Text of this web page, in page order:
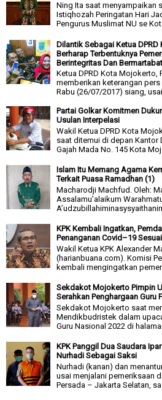
Ning Ita saat menyampaikan
Istiqhozah Peringatan Hari
Pengurus Muslimat NU se
Dilantik Sebagai Ketua
Berharap Terbentuknya
Berintegritas Dan Bermartabat
Ketua DPRD Kota Mojokerto,
memberikan keterangan
Rabu (26/07/2017) siang,
Partai Golkar Komitmen
Usulan Interpelasi
Wakil Ketua DPRD Kota
saat ditemui di depan Kantor
Gajah Mada No. 145 Kota
Islam Itu Memang Agama
Terkait Puasa Ramadhan (1)
Macharodji Machfud. Oleh:
Assalamu’alaikum
KPK Kembali Ingatkan,
Penanganan Covid–19
Wakil Ketua KPK Alexander
(harianbuana.com). Komisi
kembali mengingatkan
Sekdakot Mojokerto Pimpin
Serahkan Penghargaan Guru
Sekdakot Mojokerto saat
Mendikbudristek dalam
Guru Nasional 2022 di
KPK Panggil Dua Saudara
Nurhadi Sebagai Saksi
Nurhadi (kanan) dan
usai menjalani pemeriksaan
Persada – Jakarta Selatan, sa...